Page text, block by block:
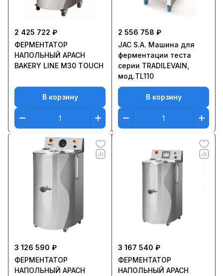
2 425 722 ₽
ФЕРМЕНТАТОР
НАПОЛЬНЫЙ APACH
BAKERY LINE M30 TOUCH
В корзину
2 556 758 ₽
JAC S.A. Машина для
ферментации теста
серии TRADILEVAIN,
мод.TL110
В корзину
3 126 590 ₽
ФЕРМЕНТАТОР
НАПОЛЬНЫЙ APACH
3 167 540 ₽
ФЕРМЕНТАТОР
НАПОЛЬНЫЙ APACH